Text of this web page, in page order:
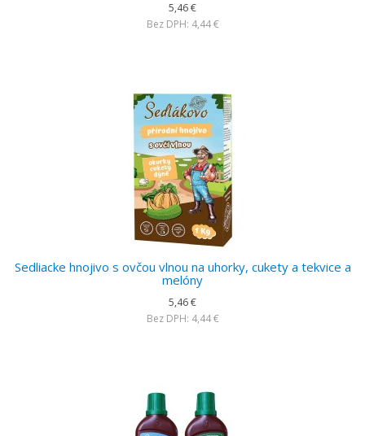
5,46 €
Bez DPH: 4,44 €
Sedliacke hnojivo s ovčou vlnou na uhorky, cukety a tekvice a
melóny
5,46 €
Bez DPH: 4,44 €